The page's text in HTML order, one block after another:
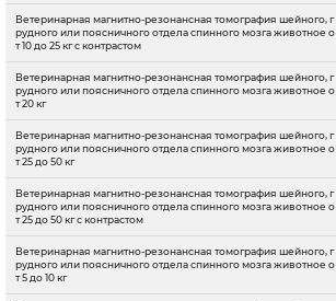
Ветеринарная магнитно-резонансная томография шейного, г
рудного или поясничного отдела спинного мозга животное о
т 10 до 25 кг с контрастом
Ветеринарная магнитно-резонансная томография шейного, г
рудного или поясничного отдела спинного мозга животное о
т 20 кг
Ветеринарная магнитно-резонансная томография шейного, г
рудного или поясничного отдела спинного мозга животное о
т 25 до 50 кг
Ветеринарная магнитно-резонансная томография шейного, г
рудного или поясничного отдела спинного мозга животное о
т 25 до 50 кг с контрастом
Ветеринарная магнитно-резонансная томография шейного, г
рудного или поясничного отдела спинного мозга животное о
т 5 до 10 кг